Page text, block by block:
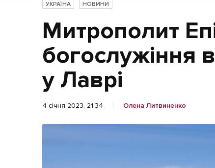
Новини
Політика
Економіка
Бізнес
Життя
УКРАЇНА НОВИНИ
Митрополит
богослужіння
у Лаврі
4 січня 2023, 21:34 Олена Литвиненко